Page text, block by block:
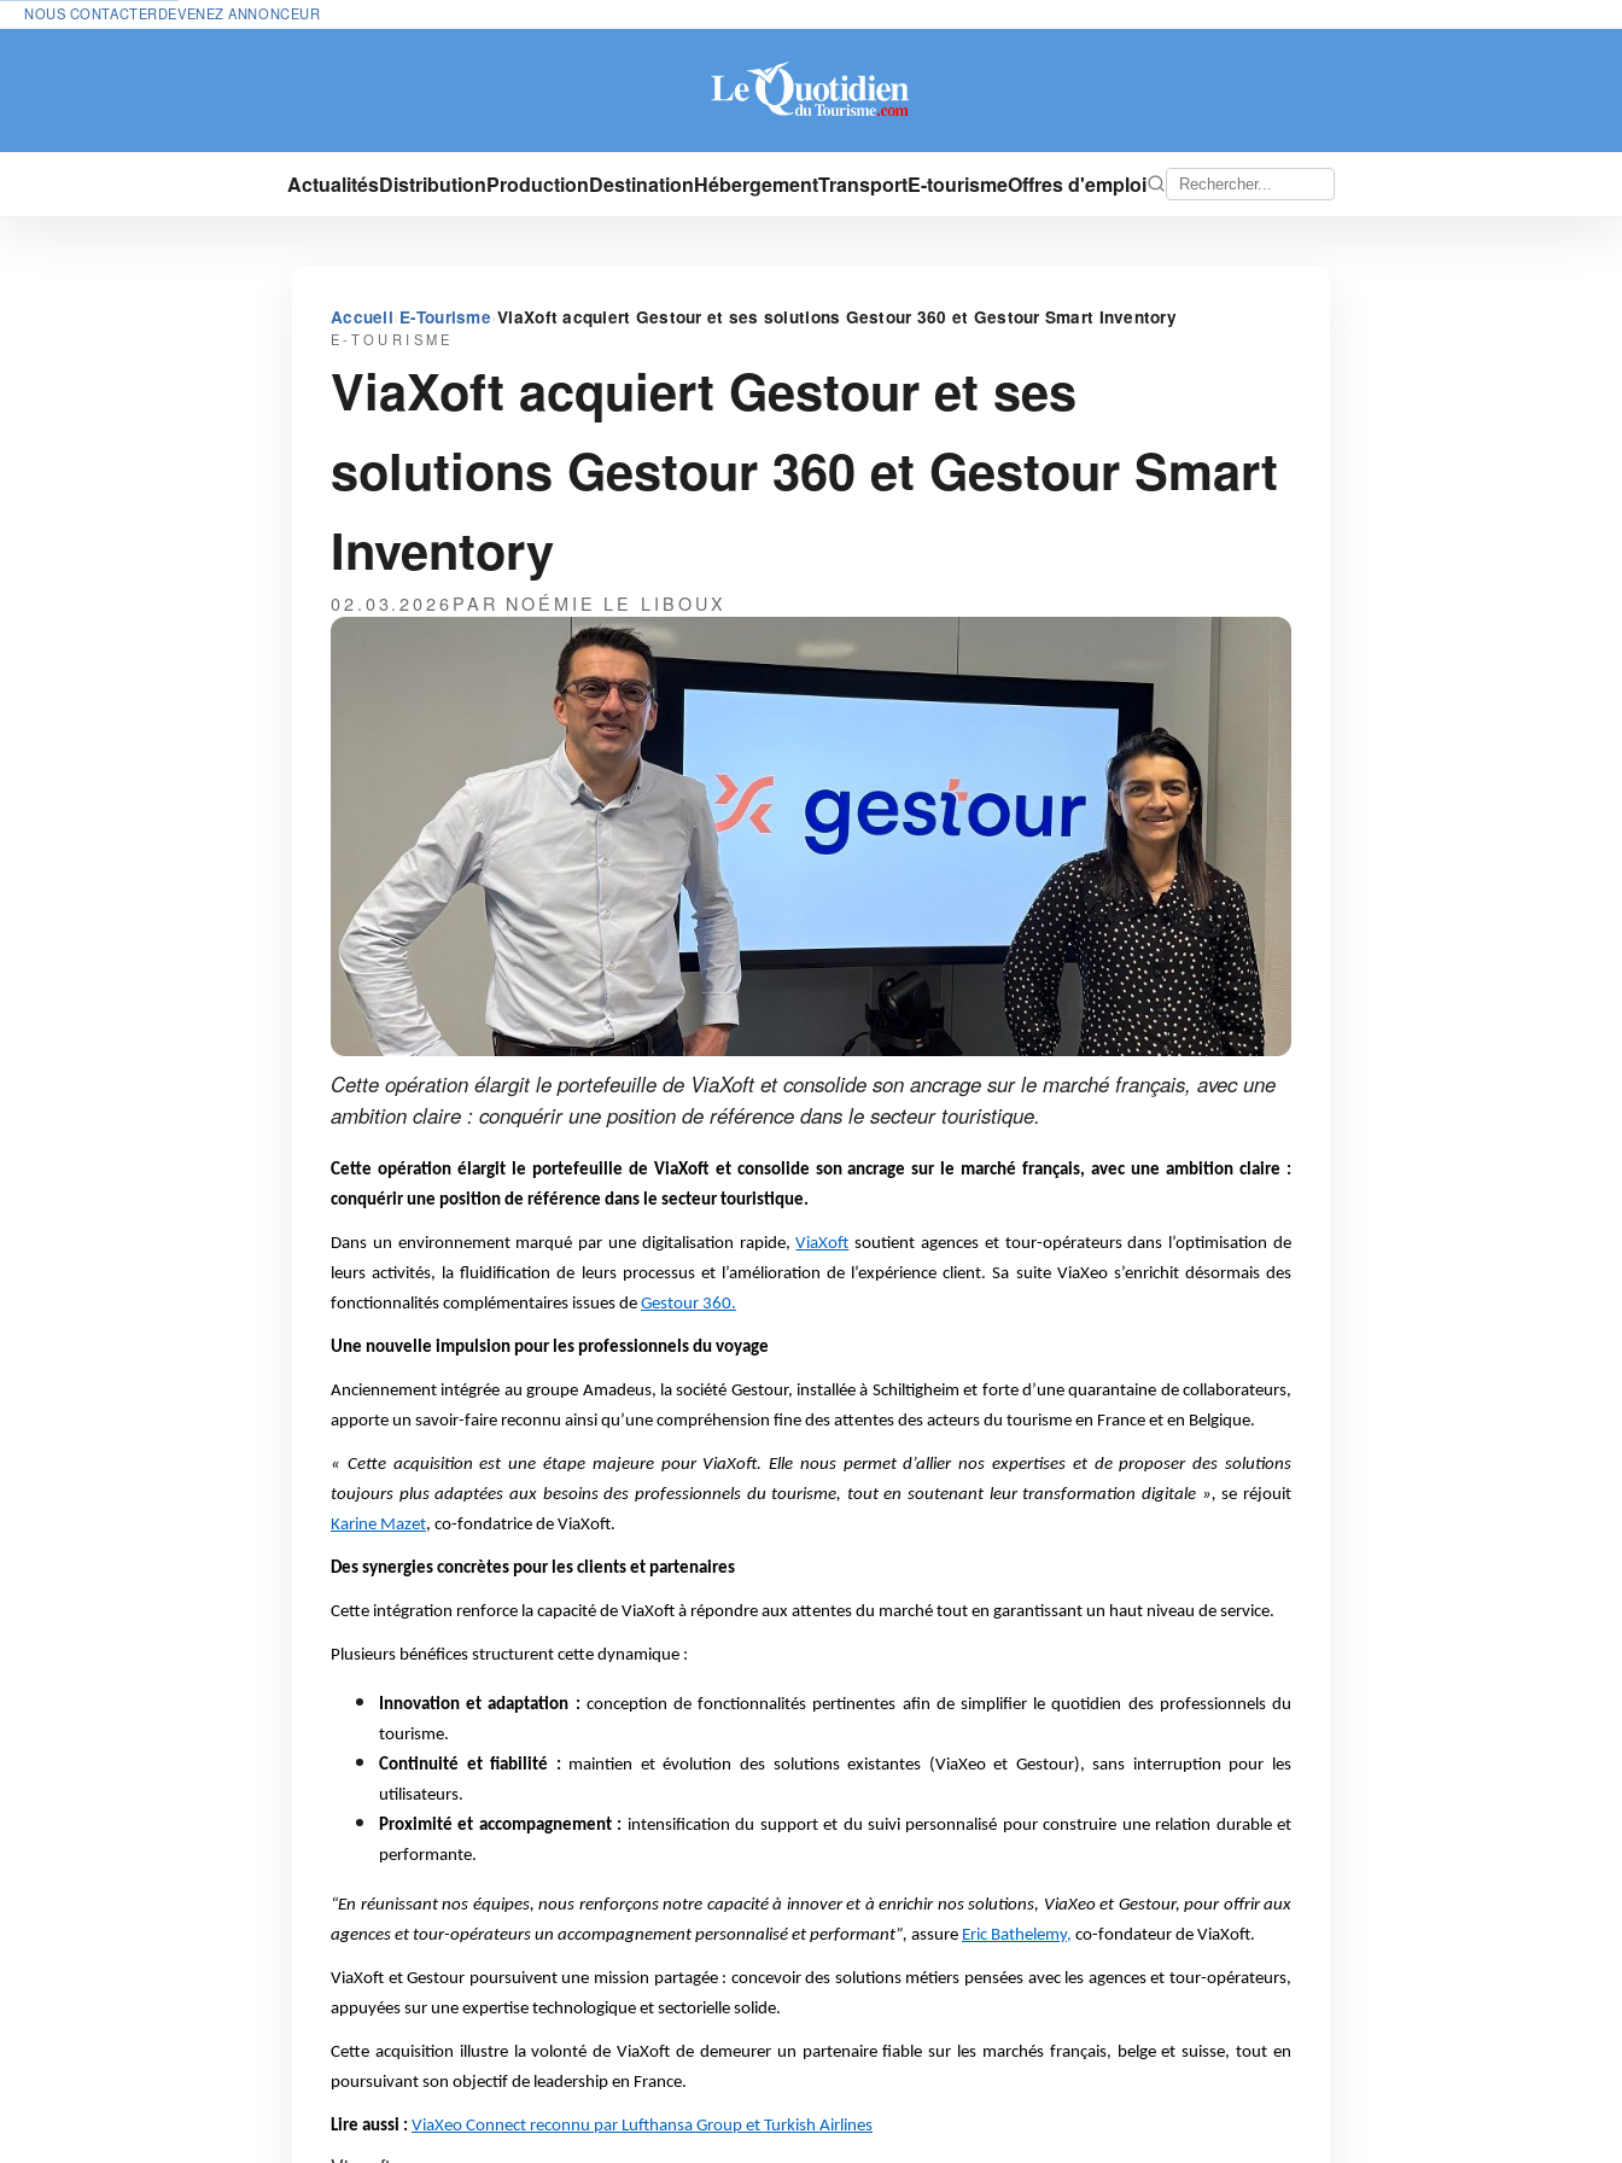
NOUS CONTACTERDEVENEZ ANNONCEUR
ActualitésDistributionProductionDestinationHébergementTransportE-tourismeOffres d'emploi
Accueil›E-Tourisme›ViaXoft acquiert Gestour et ses solutions Gestour 360 et Gestour Smart Inventory
E-TOURISME
ViaXoft acquiert Gestour et ses
solutions Gestour 360 et Gestour Smart
Inventory
02.03.2026PAR NOÉMIE LE LIBOUX
Cette opération élargit le portefeuille de ViaXoft et consolide son ancrage sur le marché français, avec une
ambition claire : conquérir une position de référence dans le secteur touristique.
Cette opération élargit le portefeuille de ViaXoft et consolide son ancrage sur le marché français, avec une ambition claire :
conquérir une position de référence dans le secteur touristique.
Dans un environnement marqué par une digitalisation rapide,ViaXoft soutient agences et tour-opérateurs dans l’optimisation de
leurs activités, la fluidification de leurs processus et l’amélioration de l’expérience client. Sa suite ViaXeo s’enrichit désormais des
fonctionnalités complémentaires issues de Gestour 360.
Une nouvelle impulsion pour les professionnels du voyage
Anciennement intégrée au groupe Amadeus, la société Gestour, installée à Schiltigheim et forte d’une quarantaine de collaborateurs,
apporte un savoir-faire reconnu ainsi qu’une compréhension fine des attentes des acteurs du tourisme en France et en Belgique.
« Cette acquisition est une étape majeure pour ViaXoft. Elle nous permet d’allier nos expertises et de proposer des solutions
toujours plus adaptées aux besoins des professionnels du tourisme, tout en soutenant leur transformation digitale », se réjouit
Karine Mazet, co-fondatrice de ViaXoft.
Des synergies concrètes pour les clients et partenaires
Cette intégration renforce la capacité de ViaXoft à répondre aux attentes du marché tout en garantissant un haut niveau de service.
Plusieurs bénéfices structurent cette dynamique :
Innovation et adaptation : conception de fonctionnalités pertinentes afin de simplifier le quotidien des professionnels du
tourisme.
Continuité et fiabilité : maintien et évolution des solutions existantes (ViaXeo et Gestour), sans interruption pour les
utilisateurs.
Proximité et accompagnement : intensification du support et du suivi personnalisé pour construire une relation durable et
performante.
“En réunissant nos équipes, nous renforçons notre capacité à innover et à enrichir nos solutions, ViaXeo et Gestour, pour offrir aux
agences et tour-opérateurs un accompagnement personnalisé et performant”, assure Eric Bathelemy, co-fondateur de ViaXoft.
ViaXoft et Gestour poursuivent une mission partagée : concevoir des solutions métiers pensées avec les agences et tour-opérateurs,
appuyées sur une expertise technologique et sectorielle solide.
Cette acquisition illustre la volonté de ViaXoft de demeurer un partenaire fiable sur les marchés français, belge et suisse, tout en
poursuivant son objectif de leadership en France.
Lire aussi : ViaXeo Connect reconnu par Lufthansa Group et Turkish Airlines